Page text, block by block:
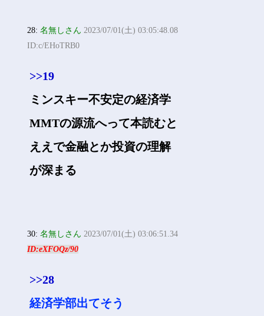
28:名無しさん 2023/07/01(土) 03:05:48.08
ID:c/EHoTRB0
>>19
ミンスキー不安定の経済学
MMTの源流へって本読むと
ええで金融とか投資の理解
が深まる
30:名無しさん 2023/07/01(土) 03:06:51.34
ID:eXFOQz/90
>>28
経済学部出てそう